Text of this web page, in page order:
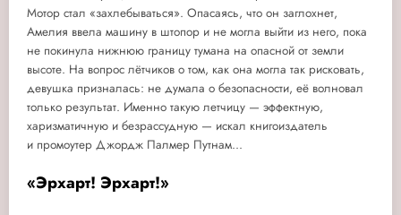
Мотор стал «захлебываться». Опасаясь, что он заглохнет,
Амелия ввела машину в штопор и не могла выйти из него, пока
не покинула нижнюю границу тумана на опасной от земли
высоте. На вопрос лётчиков о том, как она могла так рисковать,
девушка призналась: не думала о безопасности, её волновал
только результат. Именно такую летчицу — эффектную,
харизматичную и безрассудную — искал книгоиздатель
и промоутер Джордж Палмер Путнам...
«Эрхарт! Эрхарт!»